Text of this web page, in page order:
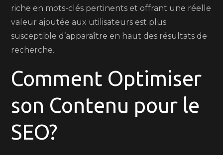
riche en mots-clés pertinents et offrant une réelle
valeur ajoutée aux utilisateurs est plus
susceptible d’apparaître en haut des résultats de
recherche.
Comment Optimiser
son Contenu pour le
SEO?